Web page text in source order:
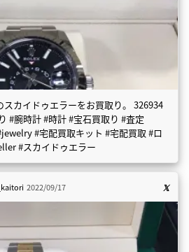
カイドゥエラーをお買取り。 326934
#腕時計 #時計 #宝石買取り #査定
#宅配買取キット #宅配買取 #ロ
#スカイドゥエラー
2022/09/17